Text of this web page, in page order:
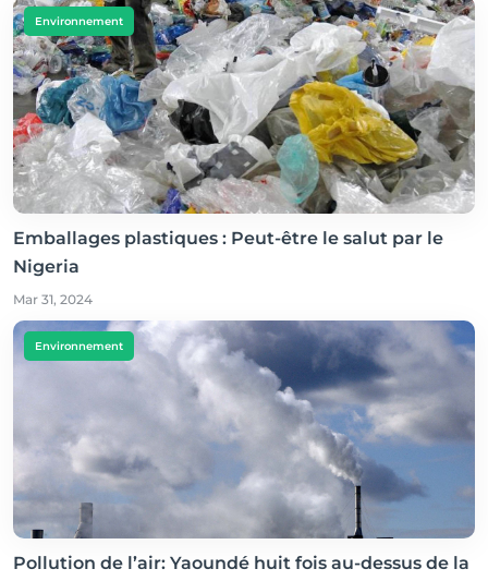
Environnement
Emballages plastiques : Peut-être le salut par le
Nigeria
Mar 31, 2024
Environnement
Pollution de l’air: Yaoundé huit fois au-dessus de la